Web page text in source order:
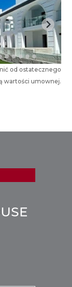
od ostatecznego
wartości umownej.